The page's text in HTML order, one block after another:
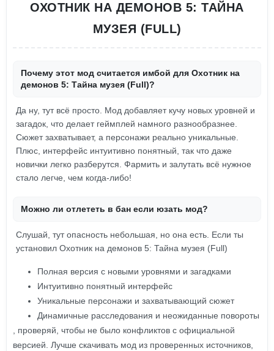
ОХОТНИК НА ДЕМОНОВ 5: ТАЙНА
МУЗЕЯ (FULL)
Почему этот мод считается имбой для Охотник на
демонов 5: Тайна музея (Full)?
Да ну, тут всё просто. Мод добавляет кучу новых уровней и
загадок, что делает геймплей намного разнообразнее.
Сюжет захватывает, а персонажи реально уникальные.
Плюс, интерфейс интуитивно понятный, так что даже
новички легко разберутся. Фармить и залутать всё нужное
стало легче, чем когда-либо!
Можно ли отлететь в бан если юзать мод?
Слушай, тут опасность небольшая, но она есть. Если ты
установил Охотник на демонов 5: Тайна музея (Full)
Полная версия с новыми уровнями и загадками
Интуитивно понятный интерфейс
Уникальные персонажи и захватывающий сюжет
Динамичные расследования и неожиданные повороты
, проверяй, чтобы не было конфликтов с официальной
версией. Лучше скачивать мод из проверенных источников,